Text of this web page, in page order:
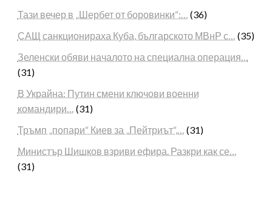
Тази вечер в „Шербет от боровинки“:… (36)
САЩ санкционираха Куба, българското МВнР с… (35)
Зеленски обяви началото на специална операция…
(31)
В Украйна: Путин смени ключови военни
командири… (31)
Тръмп „попари“ Киев за „Пейтриът“,… (31)
Министър Шишков взриви ефира. Разкри как се…
(31)